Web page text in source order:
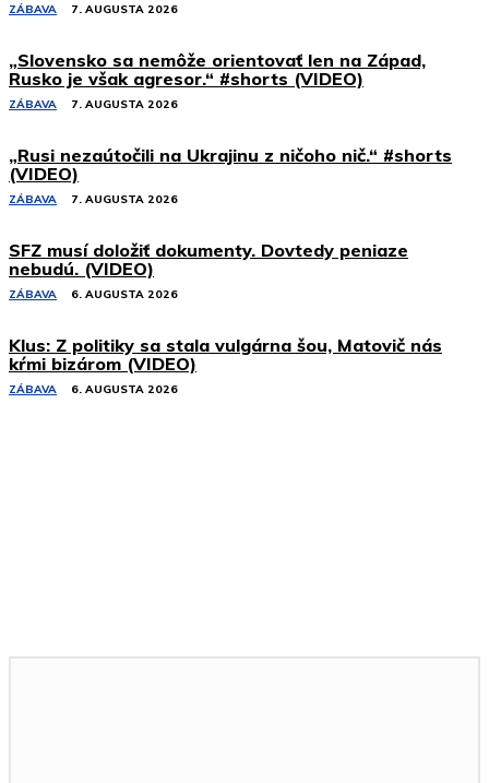
ZÁBAVA 7. AUGUSTA 2026
„Slovensko sa nemôže orientovať len na Západ,
Rusko je však agresor.“ #shorts (VIDEO)
ZÁBAVA 7. AUGUSTA 2026
„Rusi nezaútočili na Ukrajinu z ničoho nič.“ #shorts
(VIDEO)
ZÁBAVA 7. AUGUSTA 2026
SFZ musí doložiť dokumenty. Dovtedy peniaze
nebudú. (VIDEO)
ZÁBAVA 6. AUGUSTA 2026
Klus: Z politiky sa stala vulgárna šou, Matovič nás
kŕmi bizárom (VIDEO)
ZÁBAVA 6. AUGUSTA 2026